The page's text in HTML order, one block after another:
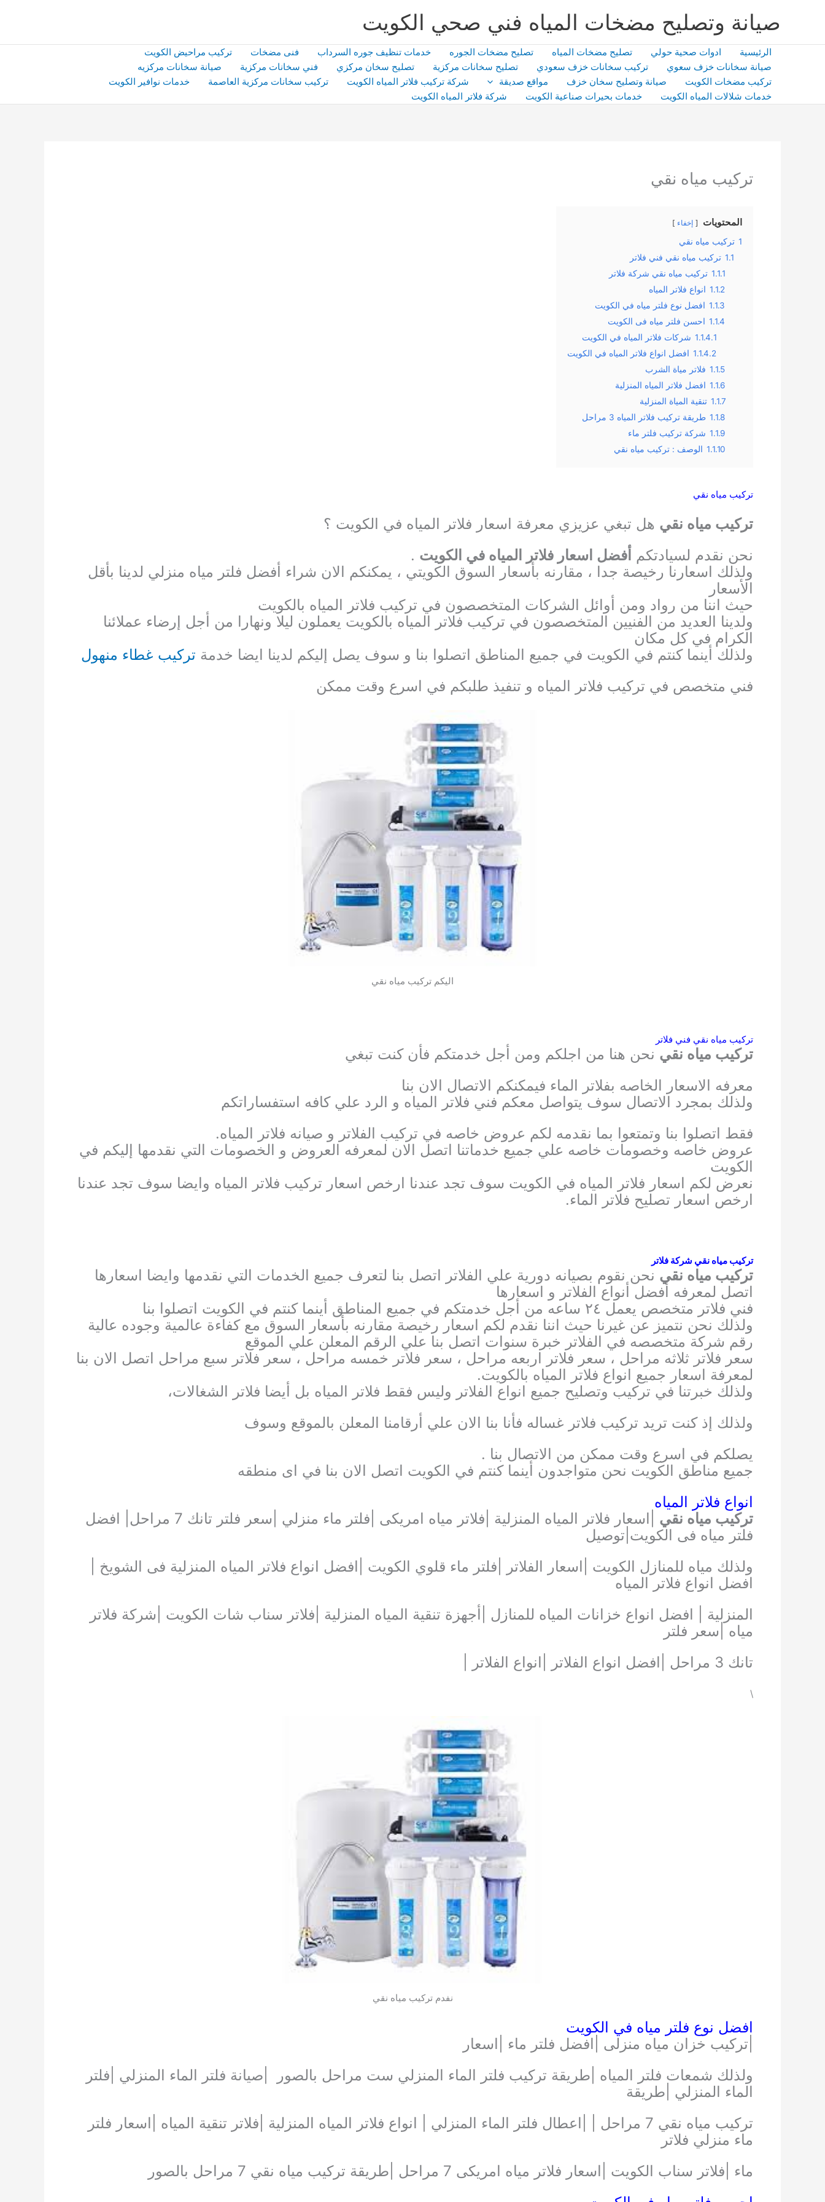
صيانة وتصليح مضخات المياه فني صحي الكويت
الرئيسية ادوات صحية حولي تصليح مضخات المياه تصليح مضخات الجوره خدمات تنظيف جوره السرداب فنى مضخات
تركيب مراحيض الكويت
صيانة سخانات خزف سعوي
تركيب سخانات خزف سعودي تصليح سخانات مركزية تصليح سخان مركزي فني سخانات مركزية
صيانة سخانات مركزيه
تركيب مضخات الكويت
صيانة وتصليح سخان خزف مواقع صديقة شركة تركيب فلاتر المياه الكويت تركيب سخانات مركزية العاصمة
خدمات نوافير الكويت
خدمات شلالات المياه الكويت
خدمات بحيرات صناعية الكويت شركة فلاتر المياه الكويت
تركيب مياه نقي
المحتويات إخفاء
1 تركيب مياه نقي
1.1 تركيب مياه نقي فني فلاتر
1.1.1 تركيب مياه نقي شركة فلاتر
1.1.2 انواع فلاتر المياه
1.1.3 افضل نوع فلتر مياه في الكويت
1.1.4 احسن فلتر مياه فى الكويت
1.1.4.1 شركات فلاتر المياه في الكويت
1.1.4.2 افضل انواع فلاتر المياه في الكويت
1.1.5 فلاتر مياة الشرب
1.1.6 افضل فلاتر المياه المنزلية
1.1.7 تنقية المياة المنزلية
1.1.8 طريقة تركيب فلاتر المياه 3 مراحل
1.1.9 شركة تركيب فلتر ماء
1.1.10 الوصف : تركيب مياه نقي
تركيب مياه نقي
تركيب مياه نقي هل تبغي عزيزي معرفة اسعار فلاتر المياه في الكويت ؟
نحن نقدم لسيادتكم أفضل اسعار فلاتر المياه في الكويت .
ولذلك اسعارنا رخيصة جدا ، مقارنه بأسعار السوق الكويتي ، يمكنكم الان شراء أفضل فلتر مياه منزلي لدينا بأقل
الأسعار
حيث اننا من رواد ومن أوائل الشركات المتخصصون في تركيب فلاتر المياه بالكويت
ولدينا العديد من الفنيين المتخصصون في تركيب فلاتر المياه بالكويت يعملون ليلا ونهارا من أجل إرضاء عملائنا
الكرام في كل مكان
ولذلك أينما كنتم في الكويت في جميع المناطق اتصلوا بنا و سوف يصل إليكم لدينا ايضا خدمة تركيب غطاء منهول
فني متخصص في تركيب فلاتر المياه و تنفيذ طلبكم في اسرع وقت ممكن
اليكم تركيب مياه نقي
تركيب مياه نقي فني فلاتر
تركيب مياه نقي نحن هنا من اجلكم ومن أجل خدمتكم فأن كنت تبغي
معرفه الاسعار الخاصه بفلاتر الماء فيمكنكم الاتصال الان بنا
ولذلك بمجرد الاتصال سوف يتواصل معكم فني فلاتر المياه و الرد علي كافه استفساراتكم
فقط اتصلوا بنا وتمتعوا بما نقدمه لكم عروض خاصه في تركيب الفلاتر و صيانه فلاتر المياه.
عروض خاصه وخصومات خاصه علي جميع خدماتنا اتصل الان لمعرفه العروض و الخصومات التي نقدمها إليكم في
الكويت
نعرض لكم اسعار فلاتر المياه في الكويت سوف تجد عندنا ارخص اسعار تركيب فلاتر المياه وايضا سوف تجد عندنا
ارخص اسعار تصليح فلاتر الماء.
تركيب مياه نقي شركة فلاتر
تركيب مياه نقي نحن نقوم بصيانه دورية علي الفلاتر اتصل بنا لتعرف جميع الخدمات التي نقدمها وايضا اسعارها
اتصل لمعرفه أفضل أنواع الفلاتر و اسعارها
فني فلاتر متخصص يعمل ٢٤ ساعه من أجل خدمتكم في جميع المناطق أينما كنتم في الكويت اتصلوا بنا
ولذلك نحن نتميز عن غيرنا حيث اننا نقدم لكم اسعار رخيصة مقارنه بأسعار السوق مع كفاءة عالمية وجوده عالية
رقم شركة متخصصه في الفلاتر خبرة سنوات اتصل بنا علي الرقم المعلن علي الموقع
سعر فلاتر ثلاثه مراحل ، سعر فلاتر اربعه مراحل ، سعر فلاتر خمسه مراحل ، سعر فلاتر سبع مراحل اتصل الان بنا
لمعرفة اسعار جميع انواع فلاتر المياه بالكويت.
ولذلك خبرتنا في تركيب وتصليح جميع انواع الفلاتر وليس فقط فلاتر المياه بل أيضا فلاتر الشغالات،
ولذلك إذ كنت تريد تركيب فلاتر غساله فأنا بنا الان علي أرقامنا المعلن بالموقع وسوف
يصلكم في اسرع وقت ممكن من الاتصال بنا .
جميع مناطق الكويت نحن متواجدون أينما كنتم في الكويت اتصل الان بنا في اى منطقه
انواع فلاتر المياه
تركيب مياه نقي
|اسعار فلاتر المياه المنزلية |فلاتر مياه امريكى |فلتر ماء منزلي |سعر فلتر تانك 7 مراحل| افضل
فلتر مياه فى الكويت|توصيل
ولذلك مياه للمنازل الكويت |اسعار الفلاتر |فلتر ماء قلوي الكويت |افضل انواع فلاتر المياه المنزلية فى الشويخ |
افضل انواع فلاتر المياه
المنزلية | افضل انواع خزانات المياه للمنازل |أجهزة تنقية المياه المنزلية |فلاتر سناب شات الكويت |شركة فلاتر
مياه |سعر فلتر
تانك 3 مراحل |افضل انواع الفلاتر |انواع الفلاتر |
\
نفدم تركيب مياه نقي
افضل نوع فلتر مياه في الكويت
|تركيب خزان مياه منزلى |افضل فلتر ماء |اسعار
ولذلك شمعات فلتر المياه |طريقة تركيب فلتر الماء المنزلي ست مراحل بالصور |صيانة فلتر الماء المنزلي |فلتر
الماء المنزلي |طريقة
تركيب مياه نقي 7 مراحل | |اعطال فلتر الماء المنزلي | انواع فلاتر المياه المنزلية |فلاتر تنقية المياه |اسعار فلتر
ماء منزلي فلاتر
ماء |فلاتر سناب الكويت |اسعار فلاتر مياه امريكى 7 مراحل |طريقة تركيب مياه نقي 7 مراحل بالصور